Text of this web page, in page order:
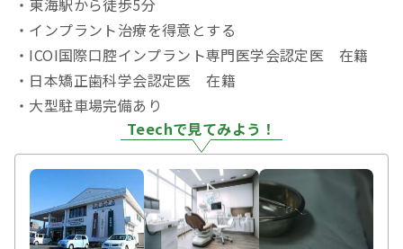
・東海駅から徒歩5分
・インプラント治療を得意とする
・ICOI国際口腔インプラント専門医学会認定医 在籍
・日本矯正歯科学会認定医 在籍
・大型駐車場完備あり
Teechで見てみよう！